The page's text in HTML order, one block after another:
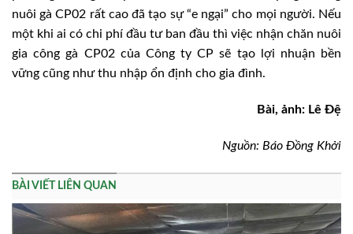
nuôi gà CP02 rất cao đã tạo sự “e ngại” cho mọi người. Nếu
một khi ai có chi phí đầu tư ban đầu thì việc nhận chăn nuôi
gia công gà CP02 của Công ty CP sẽ tạo lợi nhuận bền
vững cũng như thu nhập ổn định cho gia đình.
Bài, ảnh: Lê Đệ
Nguồn: Báo Đồng Khởi
BÀI VIẾT LIÊN QUAN